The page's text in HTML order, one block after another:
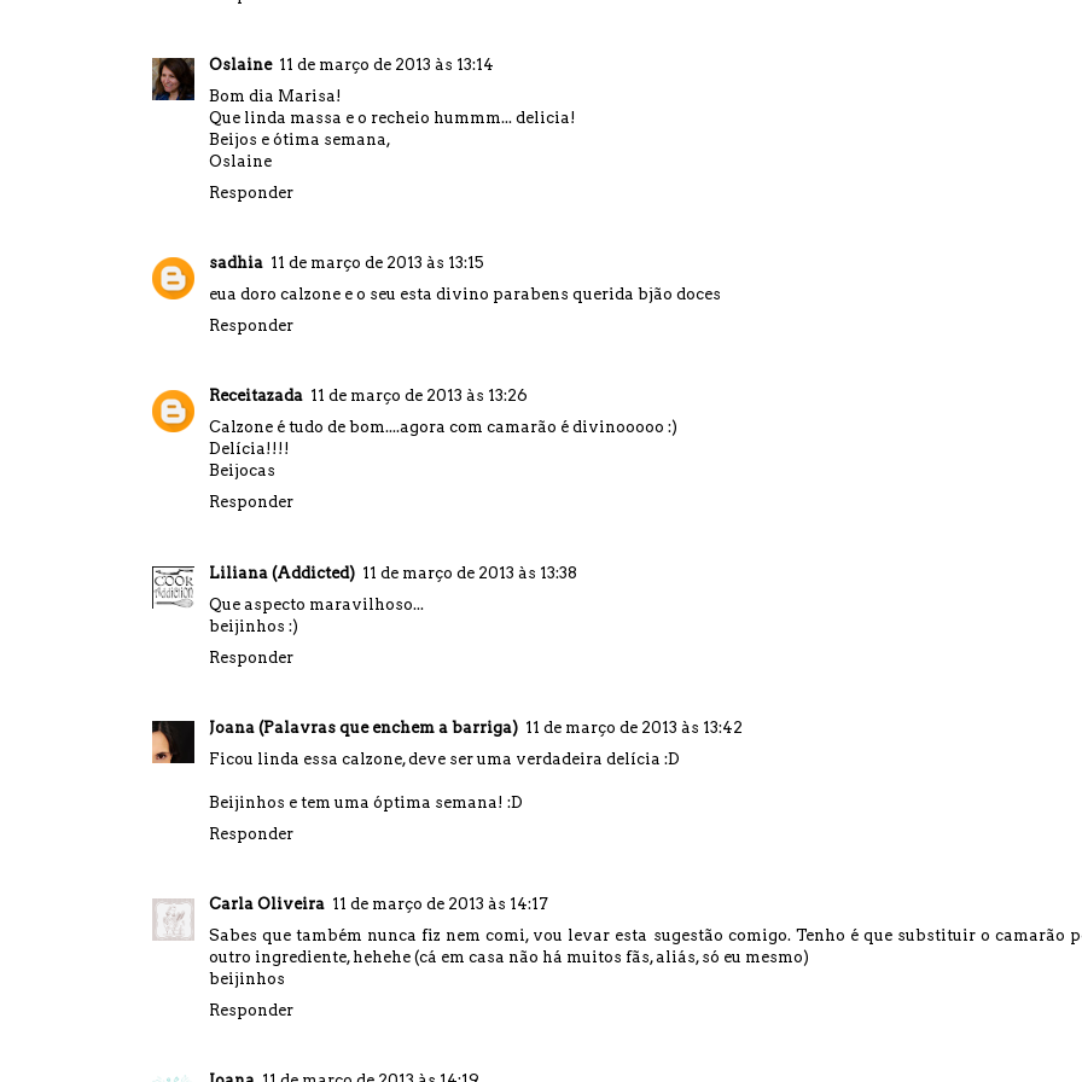
Oslaine 11 de março de 2013 às 13:14
Bom dia Marisa!
Que linda massa e o recheio hummm... delicia!
Beijos e ótima semana,
Oslaine
Responder
sadhia 11 de março de 2013 às 13:15
eua doro calzone e o seu esta divino parabens querida bjão doces
Responder
Receitazada 11 de março de 2013 às 13:26
Calzone é tudo de bom....agora com camarão é divinooooo :)
Delícia!!!!
Beijocas
Responder
Liliana (Addicted) 11 de março de 2013 às 13:38
Que aspecto maravilhoso...
beijinhos :)
Responder
Joana (Palavras que enchem a barriga) 11 de março de 2013 às 13:42
Ficou linda essa calzone, deve ser uma verdadeira delícia :D
Beijinhos e tem uma óptima semana! :D
Responder
Carla Oliveira 11 de março de 2013 às 14:17
Sabes que também nunca fiz nem comi, vou levar esta sugestão comigo. Tenho é que substituir o camarão
outro ingrediente, hehehe (cá em casa não há muitos fãs, aliás, só eu mesmo)
beijinhos
Responder